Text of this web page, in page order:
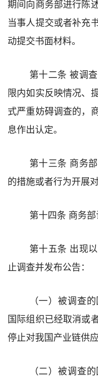
期间向商务部进行陈
当事人提交或者补充
动提交书面材料。
第十二条被调
限内如实反映情况、
式严重妨碍调查的，
息作出认定。
第十三条 商务部
的措施或者行为开展
第十四条 商务
第十五条 出现
止调查并发布公告：
（一）被调查
国际组织已经取消或
停止对我国产业链供
（二）被调查